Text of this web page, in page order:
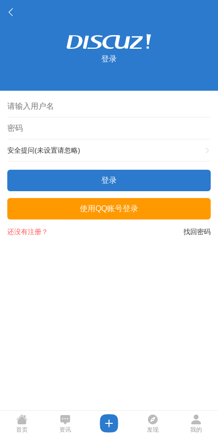
登录
安全提问(未设置请忽略)
登录
使用QQ账号登录
找回密码
还没有注册？
首页 资讯 发现 我的